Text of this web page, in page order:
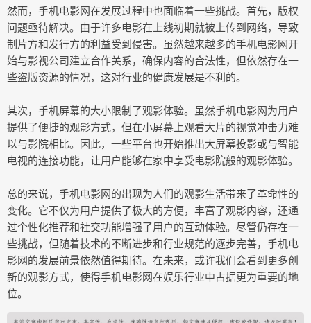
然而，手机电影网在发展过程中也面临着一些挑战。首先，版权
问题亟待解决。由于许多电影在上线初期就被上传到网络，导致
制片方和发行方的利益受到侵害。虽然越来越多的手机电影网开
始与影视公司建立合作关系，确保内容的合法性，但依然存在一
些盗版资源的情况，这对行业的健康发展是不利的。
其次，手机屏幕的大小限制了观影体验。虽然手机电影网为用户
提供了便捷的观影方式，但在小屏幕上观看大片的视觉冲击力难
以与影院相比。因此，一些平台也开始推出大屏幕投影或与智能
电视的连接功能，让用户能够在家中享受电影院般的观影体验。
总的来说，手机电影网的出现为人们的观影生活带来了革命性的
变化。它不仅为用户提供了极大的方便，丰富了观影内容，还通
过个性化推荐和社交功能增强了用户的互动体验。尽管仍存在一
些挑战，但随着技术的不断进步和行业规范的逐步完善，手机电
影网的发展前景依然值得期待。在未来，或许我们会看到更多创
新的观影方式，使得手机电影网在娱乐行业中占据更为重要的地
位。